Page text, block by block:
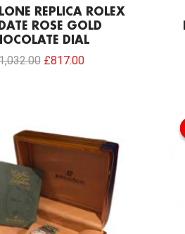
REPLICA ROLEX
ROSE GOLD
DIAL
£817.00
was:
£154.80.
is:
£68.80.